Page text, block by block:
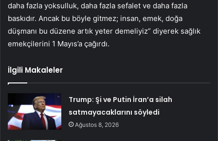
daha fazla yoksulluk, daha fazla sefalet ve daha fazla
baskıdır. Ancak bu böyle gitmez; insan, emek, doğa
düşmanı bu düzene artık yeter demeliyiz” diyerek sağlık
emekçilerini 1 Mayıs’a çağırdı.
İlgili Makaleler
Trump: Şi ve Putin İran’a silah
satmayacaklarını söyledi
Ağustos 8, 2026